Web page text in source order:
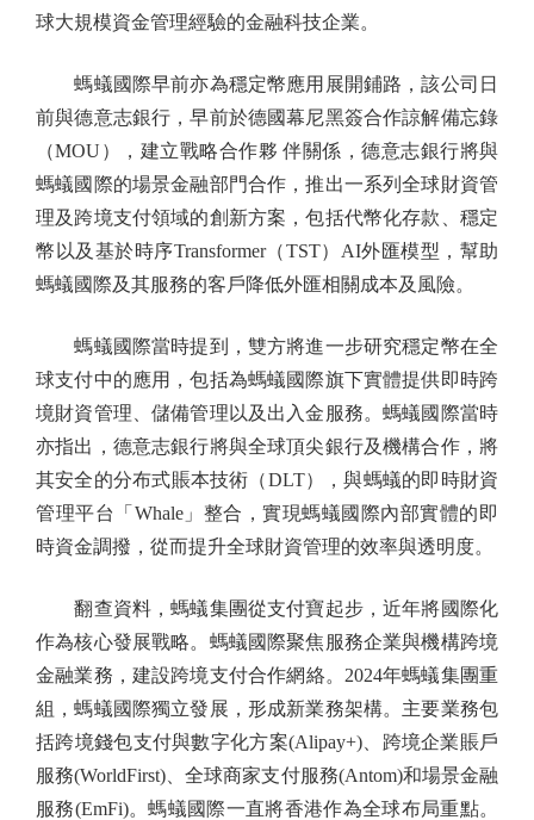
球大規模資金管理經驗的金融科技企業。
螞蟻國際早前亦為穩定幣應用展開鋪路，該公司日
前與德意志銀行，早前於德國幕尼黑簽合作諒解備忘錄
（MOU），建立戰略合作夥 伴關係，德意志銀行將與
螞蟻國際的場景金融部門合作，推出一系列全球財資管
理及跨境支付領域的創新方案，包括代幣化存款、穩定
幣以及基於時序Transformer（TST）AI外匯模型，幫助
螞蟻國際及其服務的客戶降低外匯相關成本及風險。
螞蟻國際當時提到，雙方將進一步研究穩定幣在全
球支付中的應用，包括為螞蟻國際旗下實體提供即時跨
境財資管理、儲備管理以及出入金服務。螞蟻國際當時
亦指出，德意志銀行將與全球頂尖銀行及機構合作，將
其安全的分布式賬本技術（DLT），與螞蟻的即時財資
管理平台「Whale」整合，實現螞蟻國際內部實體的即
時資金調撥，從而提升全球財資管理的效率與透明度。
翻查資料，螞蟻集團從支付寶起步，近年將國際化
作為核心發展戰略。螞蟻國際聚焦服務企業與機構跨境
金融業務，建設跨境支付合作網絡。2024年螞蟻集團重
組，螞蟻國際獨立發展，形成新業務架構。主要業務包
括跨境錢包支付與數字化方案(Alipay+)、跨境企業賬戶
服務(WorldFirst)、全球商家支付服務(Antom)和場景金融
服務(EmFi)。螞蟻國際一直將香港作為全球布局重點。